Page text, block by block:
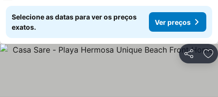
Selecione as datas para ver os preços
exatos.
Ver preços
Partilhar